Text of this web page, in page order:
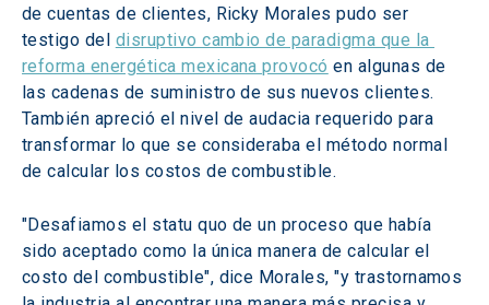
de cuentas de clientes, Ricky Morales pudo ser
testigo del disruptivo cambio de paradigma que la
reforma energética mexicana provocó en algunas de
las cadenas de suministro de sus nuevos clientes.
También apreció el nivel de audacia requerido para
transformar lo que se consideraba el método normal
de calcular los costos de combustible.
"Desafiamos el statu quo de un proceso que había
sido aceptado como la única manera de calcular el
costo del combustible", dice Morales, "y trastornamos